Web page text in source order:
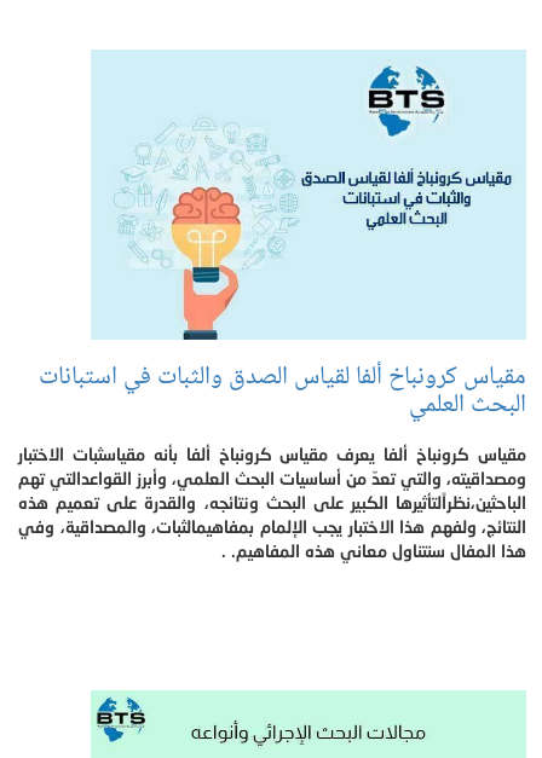
مقياس كرونباخ ألفا لقياس الصدق والثبات في استبانات
البحث العلمي
مقياس كرونباخ ألفا يعرف مقياس كرونباخ ألفا بأنه مقياسثبات الاختبار
ومصداقيته، والتي تعدّ من أساسيات البحث العلمي، وأبرز القواعدالتي تهم
الباحثين،نظراًلتأثيرها الكبير على البحث ونتائجه، والقدرة على تعميم هذه
النتائج، ولفهم هذا الاختبار يجب الإلمام بمفاهيمالثبات، والمصداقية، وفي
هذا المفال سنتناول معاني هذه المفاهيم. .